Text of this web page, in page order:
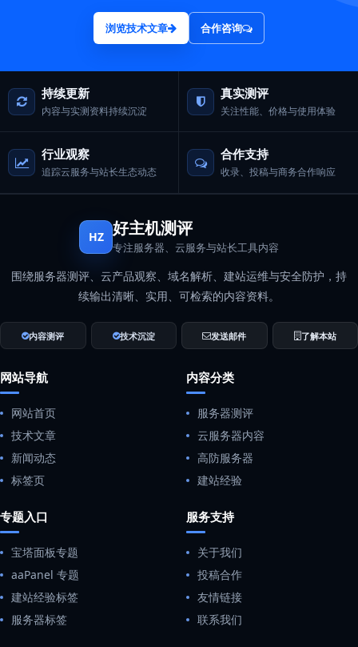
浏览技术文章 合作咨询
持续更新
内容与实测资料持续沉淀
真实测评
关注性能、价格与使用体验
行业观察
追踪云服务与站长生态动态
合作支持
收录、投稿与商务合作响应
HZ 好主机测评
专注服务器、云服务与站长工具内容
围绕服务器测评、云产品观察、域名解析、建站运维与安全防护，持
续输出清晰、实用、可检索的内容资料。
内容测评 技术沉淀 发送邮件 了解本站
网站导航
网站首页
技术文章
新闻动态
标签页
内容分类
服务器测评
云服务器内容
高防服务器
建站经验
专题入口
宝塔面板专题
aaPanel 专题
建站经验标签
服务器标签
服务支持
关于我们
投稿合作
友情链接
联系我们